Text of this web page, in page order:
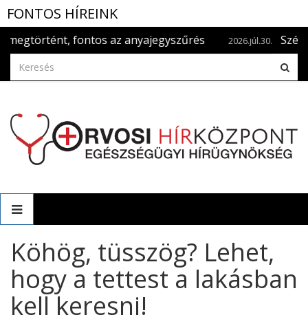
FONTOS HÍREINK
fontos az anyajegyszűrés 2026.júl.30. Szédülök -
Köhög, tüsszög? Lehet,
hogy a tettest a lakásban
kell keresni!